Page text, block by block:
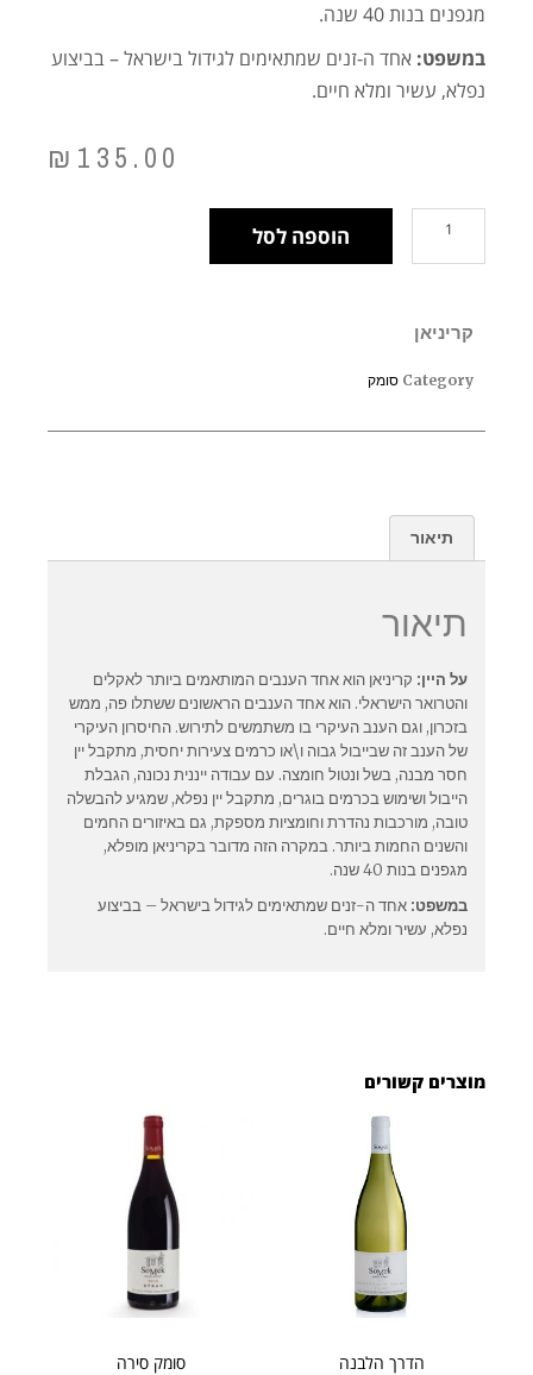
מגפנים בנות 40 שנה.
במשפט: אחד ה-זנים שמתאימים לגידול בישראל – בביצוע
נפלא, עשיר ומלא חיים.
₪ 135.00
הוספה לסל
מוצרים קשורים
הדרך הלבנה סומק סירה
קריניאן
Category סומק
תיאור
תיאור
על היין: קריניאן הוא אחד הענבים המותאמים ביותר לאקלים
והטרואר הישראלי. הוא אחד הענבים הראשונים ששתלו פה, ממש
בזכרון, וגם הענב העיקרי בו משתמשים לתירוש. החיסרון העיקרי
של הענב זה שבייבול גבוה ו\או כרמים צעירות יחסית, מתקבל יין
חסר מבנה, בשל ונטול חומצה. עם עבודה ייננית נכונה, הגבלת
הייבול ושימוש בכרמים בוגרים, מתקבל יין נפלא, שמגיע להבשלה
טובה, מורכבות נהדרת וחומציות מספקת, גם באיזורים החמים
והשנים החמות ביותר. במקרה הזה מדובר בקריניאן מופלא,
מגפנים בנות 40 שנה.
במשפט: אחד ה-זנים שמתאימים לגידול בישראל – בביצוע
נפלא, עשיר ומלא חיים.